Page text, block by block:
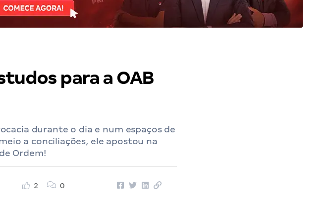
para a OAB
durante o dia e num espaços de
a conciliações, ele apostou na
Ordem!
2 0